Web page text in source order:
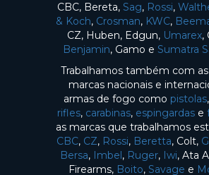
CBC, Bereta, Sag, Rossi,
& Koch, Crosman, KWC,
CZ, Huben, Edgun, Umarex,
Benjamin, Gamo e Sumatra
Trabalhamos também com
marcas nacionais e
armas de fogo como pistolas,
rifles, carabinas, espingardas e
as marcas que trabalhamos
CBC, CZ, Rossi, Beretta, Colt,
Bersa, Imbel, Ruger, Iwi, Ata
Firearms, Boito, Savage e